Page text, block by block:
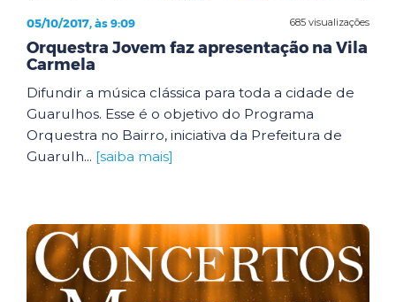
685 visualizações
05/10/2017, às 9:09
Orquestra Jovem faz apresentação na Vila
Carmela
Difundir a música clássica para toda a cidade de
Guarulhos. Esse é o objetivo do Programa
Orquestra no Bairro, iniciativa da Prefeitura de
Guarulh... [saiba mais]